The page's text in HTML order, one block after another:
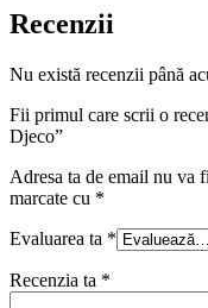
Recenzii
Nu există recenzii până
Fii primul care scrii o
Djeco”
Adresa ta de email nu va
marcate cu *
Evaluarea ta *
Recenzia ta *